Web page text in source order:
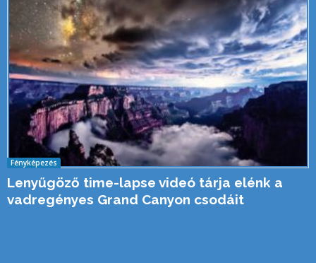
Fényképezés
Lenyűgöző time-lapse videó tárja elénk a
vadregényes Grand Canyon csodáit